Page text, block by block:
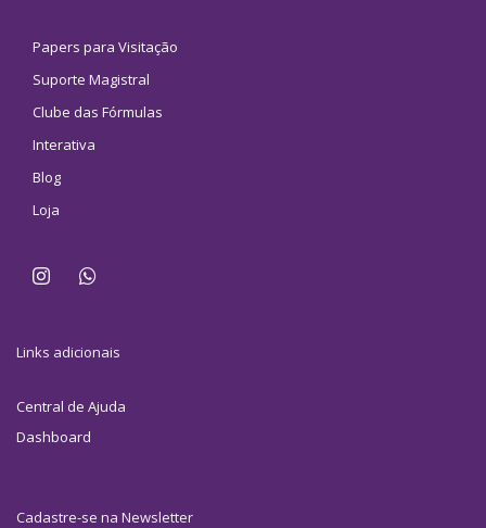
Papers para Visitação
Suporte Magistral
Clube das Fórmulas
Interativa
Blog
Loja
Links adicionais
Central de Ajuda
Dashboard
Cadastre-se na Newsletter